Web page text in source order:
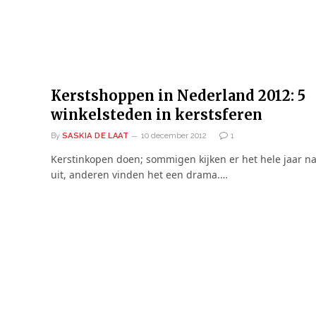
Kerstshoppen in Nederland 2012: 5
winkelsteden in kerstsferen
By SASKIA DE LAAT 10 december 2012 1
Kerstinkopen doen; sommigen kijken er het hele jaar
uit, anderen vinden het een drama.…